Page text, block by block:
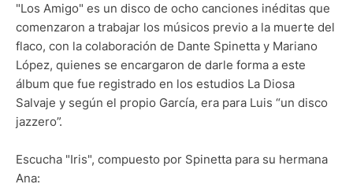
"Los Amigo" es un disco de ocho canciones inéditas que
comenzaron a trabajar los músicos previo a la muerte del
flaco, con la colaboración de Dante Spinetta y Mariano
López, quienes se encargaron de darle forma a este
álbum que fue registrado en los estudios La Diosa
Salvaje y según el propio García, era para Luis “un disco
jazzero”.
Escucha "Iris", compuesto por Spinetta para su hermana
Ana: